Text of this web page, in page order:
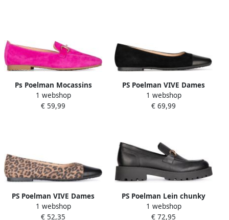
Ps Poelman Mocassins
ODETTE Dames instappers
1 webshop
€ 59,99
PS Poelman VIVE Dames
Ballerina's Zwart
1 webshop
€ 69,99
PS Poelman VIVE Dames
Ballerina's Meerkleurig
1 webshop
€ 52,35
PS Poelman Lein chunky
leren loafers met geps
zwart
1 webshop
€ 72,95